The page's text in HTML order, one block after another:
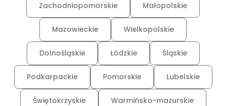
Zachodniopomorskie Małopolskie
Mazowieckie Wielkopolskie
Dolnośląskie Łódzkie Śląskie
Podkarpackie Pomorskie Lubelskie
Świętokrzyskie Warmińsko-mazurskie